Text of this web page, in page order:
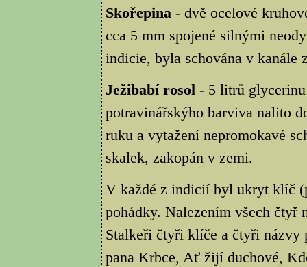
Skořepina- dvě ocelové
cca 5 mm spojené silnými
indicie, byla schována v kanále
Ježibabí rosol- 5 litrů glycerinu
potravinářskýho barviva nalito
ruku a vytažení nepromokavé
skalek, zakopán v zemi.
V každé z indicií byl ukryt klíč
pohádky. Nalezením všech čtyř
Stalkeři čtyři klíče a čtyři názvy
pana Krbce, Ať žijí duchové,